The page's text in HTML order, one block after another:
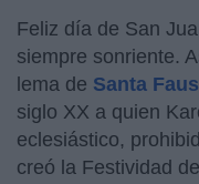
Feliz día de San
siempre sonriente.
lema de Santa
siglo XX a quien
eclesiástico,
creó la Festividad